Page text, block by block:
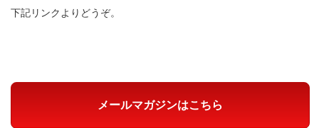
下記リンクよりどうぞ。
メールマガジンはこちら